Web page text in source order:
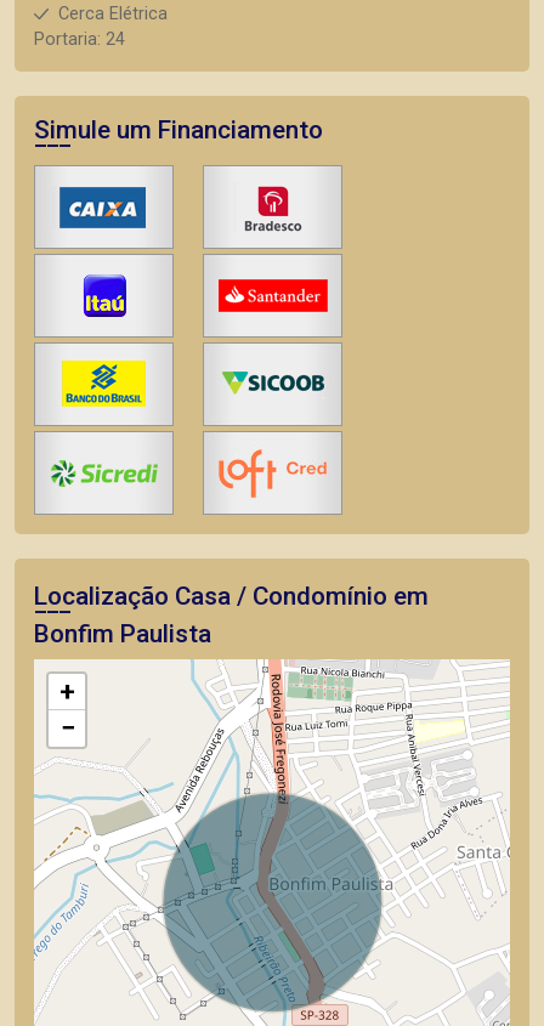
Cerca Elétrica
Portaria: 24
Simule um Financiamento
Localização Casa / Condomínio em
Bonfim Paulista
+
−